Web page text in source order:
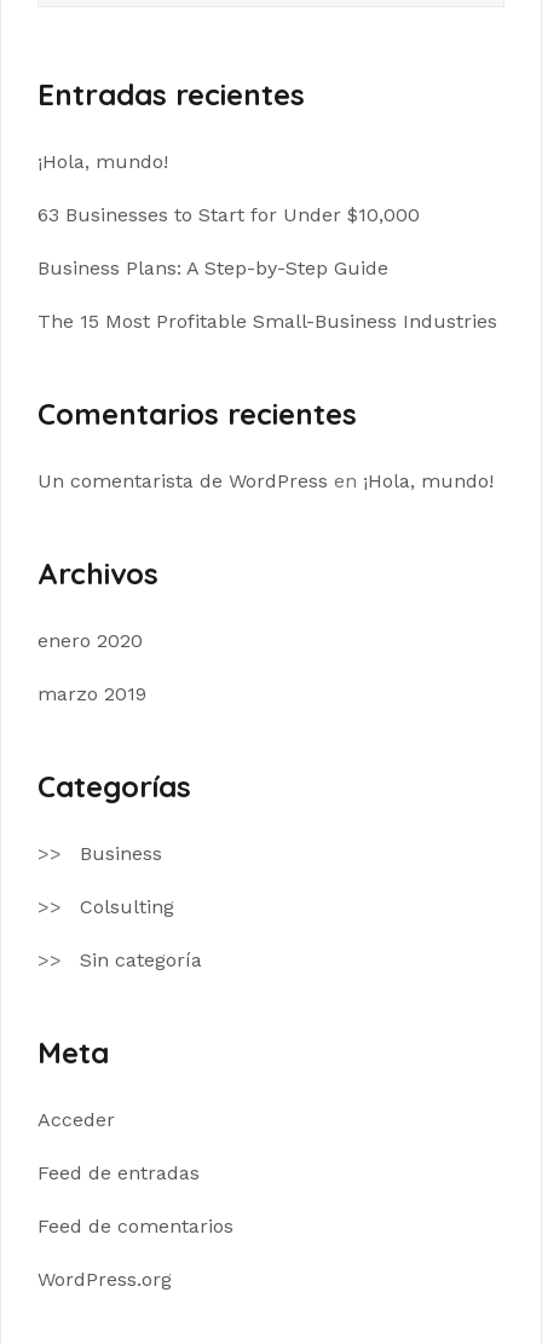
Entradas recientes
¡Hola, mundo!
63 Businesses to Start for Under $10,000
Business Plans: A Step-by-Step Guide
The 15 Most Profitable Small-Business Industries
Comentarios recientes
Un comentarista de WordPress en ¡Hola, mundo!
Archivos
enero 2020
marzo 2019
Categorías
Business
Colsulting
Sin categoría
Meta
Acceder
Feed de entradas
Feed de comentarios
WordPress.org